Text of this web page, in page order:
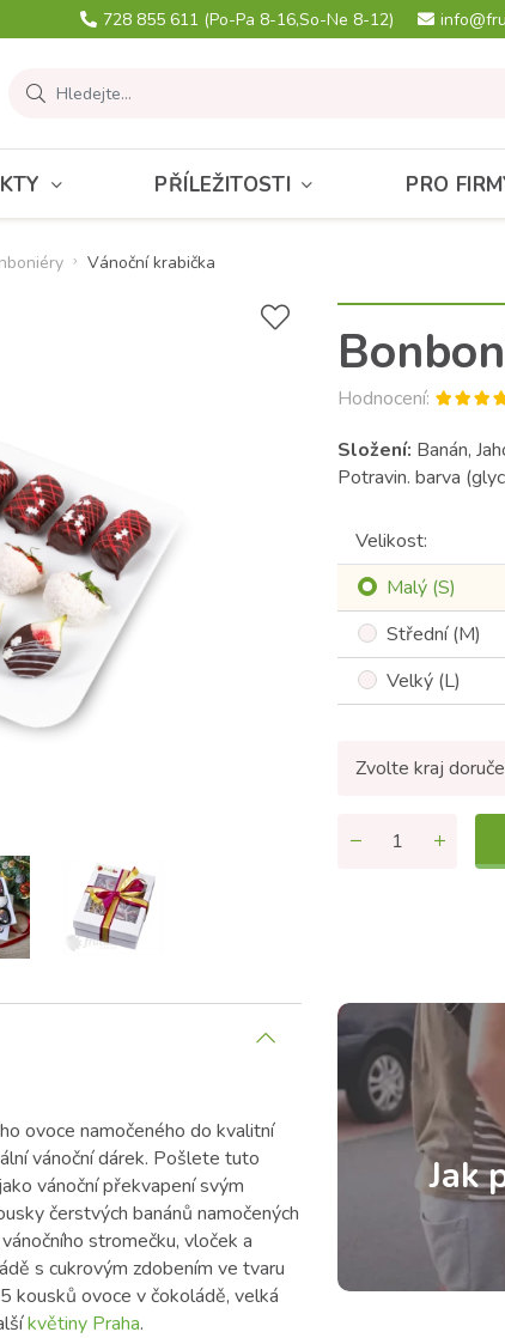
728 855 611 (Po-Pa 8-16,So-Ne 8-12)
PŘÍLEŽITOSTI PRO
Vánoční krabička
Hodnocení:
Složení: Banán,
Potravin. barva
Velikost:
Malý (S)
Střední (M)
Velký (L)
Zvolte kraj
ovoce namočeného do kvalitní
vánoční dárek. Pošlete tuto
vánoční překvapení svým
čerstvých banánů namočených
stromečku, vloček a
s cukrovým zdobením ve tvaru
kousků ovoce v čokoládě, velká
květiny Praha.
Jak